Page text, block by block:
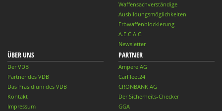
Waffensachverständige
Ausbildungsmöglichkeiten
Erbwaffenblockierung
A.E.C.A.C.
Newsletter
ÜBER UNS
Der VDB
Partner des VDB
Das Präsidium des VDB
Kontakt
Impressum
PARTNER
Ampere AG
CarFleet24
CRONBANK AG
Der Sicherheits-Checker
GGA